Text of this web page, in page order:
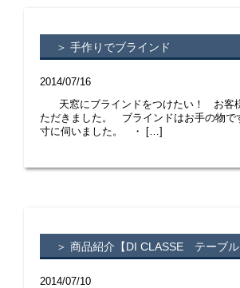
＞ 手作りでブラインド
2014/07/16
天窓にブラインドをつけたい！ お客
ただきました。 ブラインドはお手の物
寸に伺いました。 ・ […]
＞ 商品紹介【DI CLASSE テーブル
2014/07/10